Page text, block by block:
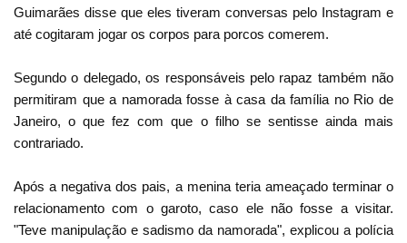
Guimarães disse que eles tiveram conversas pelo Instagram e
até cogitaram jogar os corpos para porcos comerem.
Segundo o delegado, os responsáveis pelo rapaz também não
permitiram que a namorada fosse à casa da família no Rio de
Janeiro, o que fez com que o filho se sentisse ainda mais
contrariado.
Após a negativa dos pais, a menina teria ameaçado terminar o
relacionamento com o garoto, caso ele não fosse a visitar.
"Teve manipulação e sadismo da namorada", explicou a polícia